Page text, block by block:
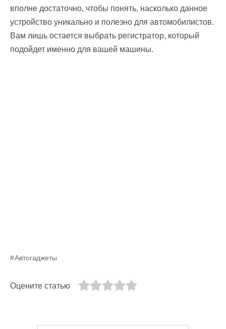
вполне достаточно, чтобы понять, насколько данное
устройство уникально и полезно для автомобилистов.
Вам лишь остается выбрать регистратор, который
подойдет именно для вашей машины.
Автогаджеты
Оцените статью